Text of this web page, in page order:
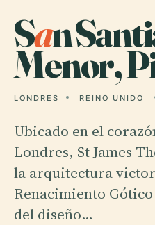
San
Menor,
LONDRES REINO UNIDO
Ubicado en el
Londres, St James
la arquitectura
Renacimiento
del diseño…